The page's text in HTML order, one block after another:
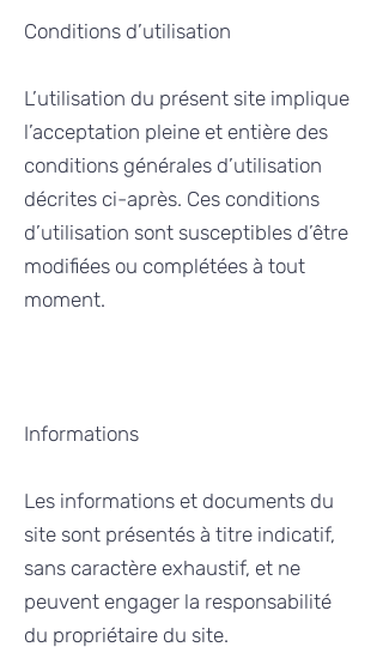
Conditions d’utilisation
L’utilisation du présent site implique
l’acceptation pleine et entière des
conditions générales d’utilisation
décrites ci-après. Ces conditions
d’utilisation sont susceptibles d’être
modifiées ou complétées à tout
moment.
Informations
Les informations et documents du
site sont présentés à titre indicatif,
sans caractère exhaustif, et ne
peuvent engager la responsabilité
du propriétaire du site.